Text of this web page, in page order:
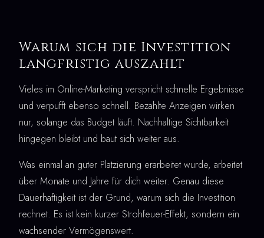
Warum sich die Investition
langfristig auszahlt
Vieles im Online-Marketing verspricht schnelle Ergebnisse
und verpufft ebenso schnell. Bezahlte Anzeigen wirken
nur, solange das Budget läuft. Nachhaltige Sichtbarkeit
hingegen bleibt und baut sich weiter aus.
Was einmal an guter Platzierung erarbeitet wurde, arbeitet
über Monate und Jahre für dich weiter. Genau diese
Dauerhaftigkeit ist der Grund, warum sich die Investition
rechnet. Es ist kein kurzer Strohfeuer-Effekt, sondern ein
wachsender Vermögenswert.